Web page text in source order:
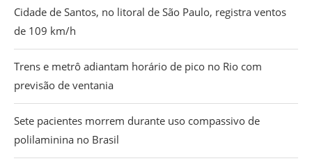
Cidade de Santos, no litoral de São Paulo, registra ventos
de 109 km/h
Trens e metrô adiantam horário de pico no Rio com
previsão de ventania
Sete pacientes morrem durante uso compassivo de
polilaminina no Brasil